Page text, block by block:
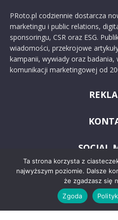
PRoto.pl codziennie dostarcza
marketingu i public relations,
sponsoringu, CSR oraz ESG.
wiadomości, przekrojowe
kampanii, wywiady oraz
komunikacji marketingowej od
SOCIAL
Ta strona korzysta z
najwyższym poziomie. Dalsze
że zgadzasz się
Zgoda